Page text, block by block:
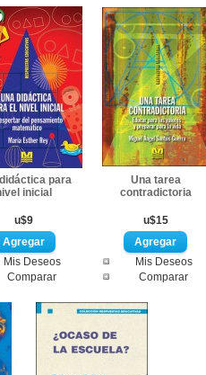
para
inicial
u$9
Mis Deseos
Comparar
Una tarea
contradictoria
u$15
Mis Deseos
Comparar